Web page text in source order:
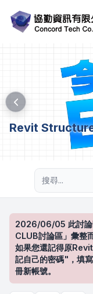
Revit
2026/06/05 此討論
CLUB討論區」彙整
如果您還記得原
記自己的密碼"，填
冊新帳號。